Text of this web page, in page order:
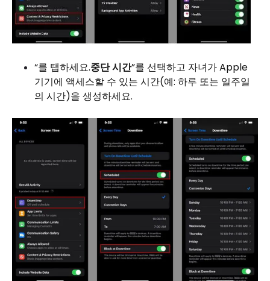
“를 탭하세요.중단 시간”를 선택하고 자녀가 Apple
기기에 액세스할 수 있는 시간(예: 하루 또는 일주일
의 시간)을 생성하세요.